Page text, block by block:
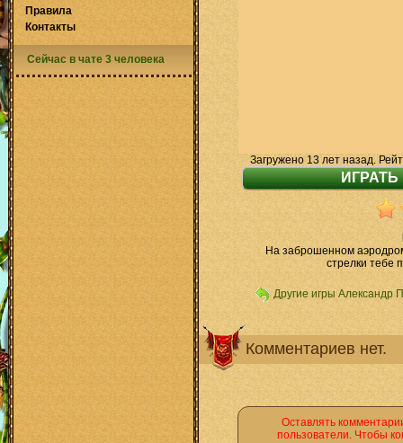
Загружено 13 лет назад.
На заброшенном
стрелки тебе
Другие игры Александр
Комментариев нет.
Оставлять
пользователи. Чтобы
Правила
Контакты
Сейчас в чате 3 человека